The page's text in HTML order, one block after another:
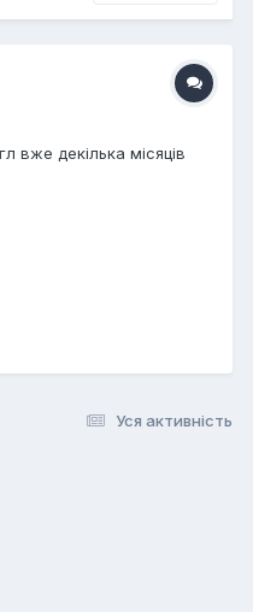
вже декілька місяців
Уся активність